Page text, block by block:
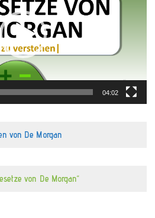
04:02
von De Morgan
von De Morgan“